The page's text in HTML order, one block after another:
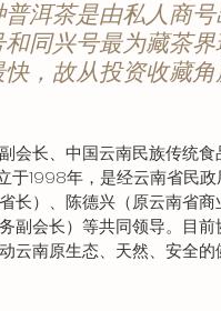
洱茶是由私人商
同兴号最为藏茶
，故从投资收藏角
会长、中国云南民族传统
于1998年，是经云南省民
长）、陈德兴（原云南省
副会长）等共同领导。目
云南原生态、天然、安全的